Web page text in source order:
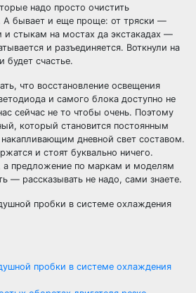
надо просто очистить
А бывает и еще проще: от тряски —
стыкам на мостах да экстакадах —
и разъединяется. Воткнули на
будет счастье.
что восстановление освещения
и самого блока доступно не
сейчас не то чтобы очень. Поэтому
который становится постоянным
накапливающим дневной свет составом.
и стоят буквально ничего.
а предложение по маркам и моделям
— рассказывать не надо, сами знаете.
пробки в системе охлаждения
пробки в системе охлаждения